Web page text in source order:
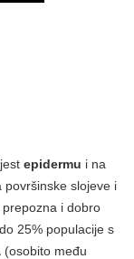
epidermu i na
površinske slojeve i
i dobro
25% populacije s
(osobito među